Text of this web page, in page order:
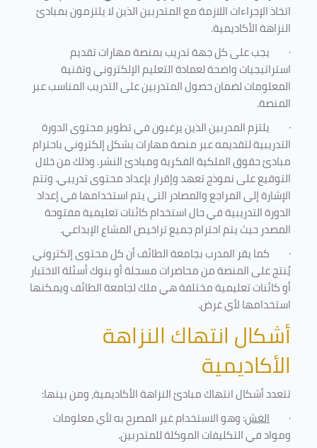
اتخاذ الإجراءات اللازمة مع المتدربين الذين لا يلتزمون بمبادئ
النزاهة الأكاديمية.
· يجب على كل جهة تدريب بمنصة مهارات تقديم
استراتيجيات واضحة لعمادة التعليم الإلكتروني وتقنية
المعلومات لضمان حصول المتدربين على التدريب المناسب عبر
المنصة.
· يلتزم المدربين الذين يرغبون في تطوير محتوى الدورة
التدريبية لتقديمه عبر منصة مهارات بشكل إلكتروني باحترام
مبادئ حقوق الملكية الفكرية ومبادئ النشر. وذلك من خلال
التوقيع على نموذج تعهد وإقرار بإعداد محتوى تدريبي. وتتم
الإشارة إلى المراجع والمصادر التي يتم استخدامها في إعداد
الدورة التدريبية في حال استخدام كائنات تعليمية مفتوحة
المصدر حيث يتم احترام جميع تراخيص المشاع الإبداعي.
· كما يقر المدرب بجامعة الطائف أن كل محتوى إلكتروني
يُنتج على المنصة من محاضرات مسجلة أو بنوك أسئلة الاختبار
أو كائنات تعليمية مختلفة هي ملك لجامعة الطائف ويمكنها
استخدامها لأي غرض.
أشكال انتهاك النزاهة
الأكاديمية
تتعدد أشكال انتهاك مبادئ النزاهة الأكاديمية، ومن بينها:
· الغش: وهو الاستخدام غير المصرح به لأي معلومات
ومواد في التكليفاتالموكلة للمتدربين.